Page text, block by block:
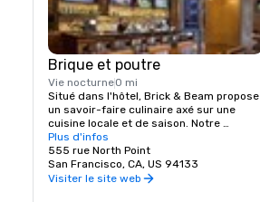
Brique et poutre
Vie nocturne0 mi
Situé dans l'hôtel, Brick & Beam propose
un savoir-faire culinaire axé sur une
cuisine locale et de saison. Notre
programme Seafood Watch est une
nouvelle approche de l'alimentation
durable, qui comprend un menu
responsable composé de produits locaux
Plus d'infos
555 rue North Point
San Francisco, CA, US 94133
Visiter le site web